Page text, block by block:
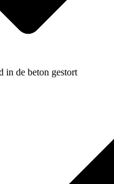
in de beton gestort